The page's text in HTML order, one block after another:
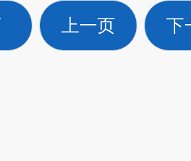
上一页 下